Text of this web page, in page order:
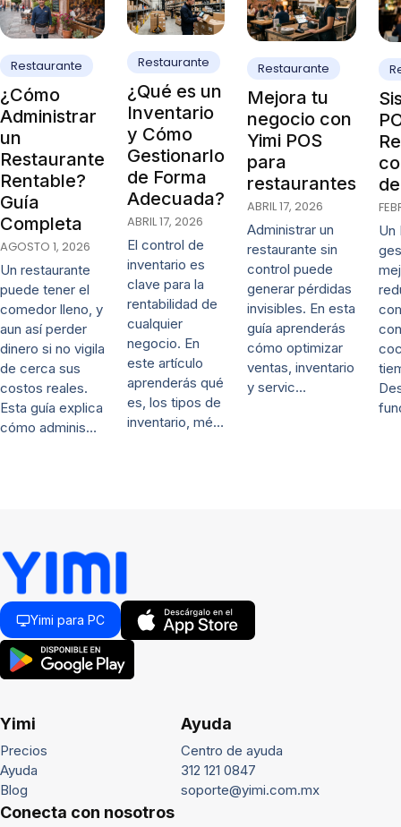
Restaurante
¿Cómo
Administrar
un
Restaurante
Rentable?
Guía
Completa
AGOSTO 1, 2026
Un restaurante
puede tener el
comedor lleno, y
aun así perder
dinero si no vigila
de cerca sus
costos reales.
Esta guía explica
cómo adminis…
Restaurante
¿Qué es un
Inventario
y Cómo
Gestionarlo
de Forma
Adecuada?
ABRIL 17, 2026
El control de
inventario es
clave para la
rentabilidad de
cualquier
negocio. En
este artículo
aprenderás qué
es, los tipos de
inventario, mé…
Restaurante
Mejora tu
negocio con
Yimi POS
para
restaurantes
ABRIL 17, 2026
Administrar un
restaurante sin
control puede
generar pérdidas
invisibles. En esta
guía aprenderás
cómo optimizar
ventas, inventario
y servic…
Un
Yimi para PC
Yimi
Precios
Ayuda
Blog
Ayuda
Centro de ayuda
312 121 0847
soporte@yimi.com.mx
Conecta con nosotros